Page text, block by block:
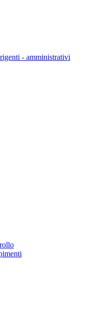
- amministrativi